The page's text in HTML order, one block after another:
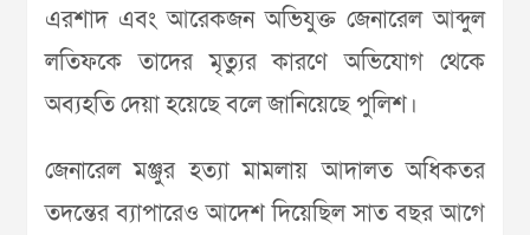
এরশাদ এবং আরেকজন অভিযুক্ত জেনারেল আব্দুল
লতিফকে তাদের মৃত্যুর কারণে অভিযোগ থেকে
অব্যহতি দেয়া হয়েছে বলে জানিয়েছে পুলিশ।
জেনারেল মঞ্জুর হত্যা মামলায় আদালত অধিকতর
তদন্তের ব্যাপারেও আদেশ দিয়েছিল সাত বছর আগে